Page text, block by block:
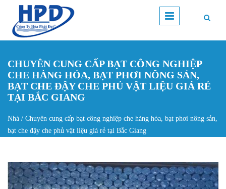
Nhảy đến nội dung
CHUYÊN CUNG CẤP BẠT CÔNG NGHIỆP
CHE HÀNG HÓA, BẠT PHƠI NÔNG SẢN,
BẠT CHE ĐẬY CHE PHỦ VẬT LIỆU GIÁ RẺ
TẠI BẮC GIANG
Bạn đang ở đây
Nhà / Chuyên cung cấp bạt công nghiệp che hàng hóa, bạt phơi nông sản,
bạt che đậy che phủ vật liệu giá rẻ tại Bắc Giang